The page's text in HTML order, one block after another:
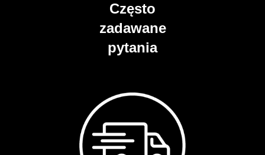
Często
zadawane
pytania